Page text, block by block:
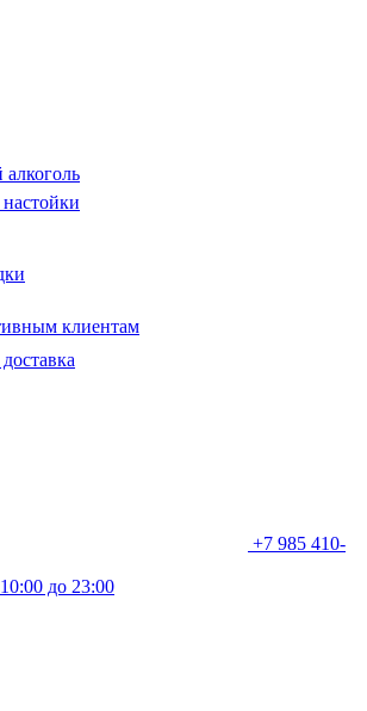
клиентам
+7 985 410-
до 23:00